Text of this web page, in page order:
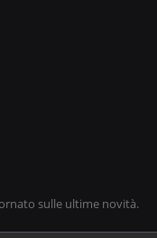
sulle ultime novità.